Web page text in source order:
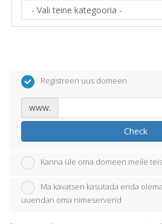
Registreeri uus domeen
www.
Check
Kanna üle oma domeen meile
Ma kavatsen kasutada enda
uuendan oma nimeserverid